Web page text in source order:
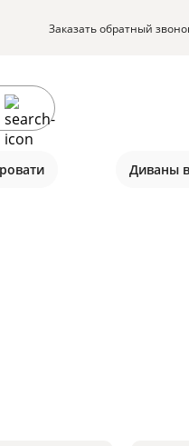
Заказать обратный
Диваны